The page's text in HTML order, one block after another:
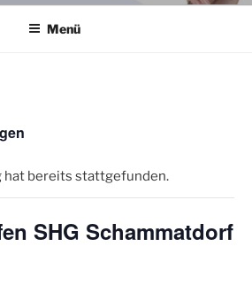
Menü
hat bereits stattgefunden.
SHG Schammatdorf